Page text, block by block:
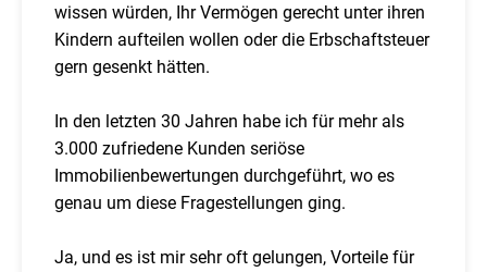
wissen würden, Ihr Vermögen gerecht unter ihren
Kindern aufteilen wollen oder die Erbschaftsteuer
gern gesenkt hätten.
In den letzten 30 Jahren habe ich für mehr als
3.000 zufriedene Kunden seriöse
Immobilienbewertungen durchgeführt, wo es
genau um diese Fragestellungen ging.
Ja, und es ist mir sehr oft gelungen, Vorteile für